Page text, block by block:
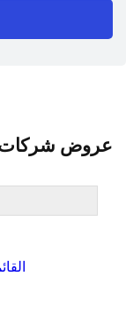
عروض شركات